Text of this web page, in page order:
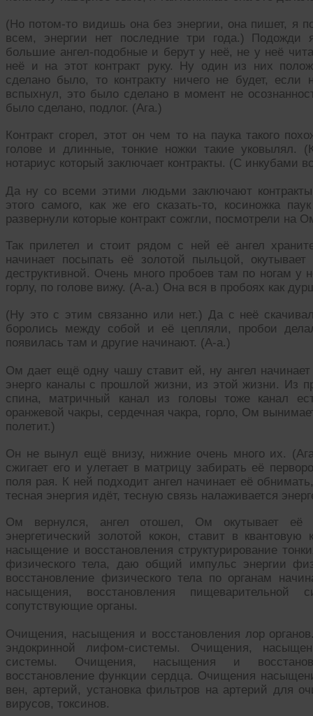
(Но потом-то видишь она без энергии, она пишет, я
всем, энергии нет последние три года.) Подожди
большие ангел-подобные и берут у неё, не у неё
неё и на этот контракт руку. Ну один из них
сделано было, то контракту ничего не будет, если
вспыхнул, это было сделано в момент не
было сделано, подлог. (Ага.)
Контракт сгорел, этот он чем то на паука такого
голове и длинные, тонкие ножки такие уковылял.
нотариус который заключает контракты. (С инкубами
Да ну со всеми этими людьми заключают
этого самого, как же его сказать-то, косиножка
развернули которые контракт сожгли, посмотрели на
Так прилетел и стоит рядом с ней её ангел
начинает посыпать её золотой пыльцой, окутывает
деструктивной. Очень много пробоев там по ногам у
горлу, по голове вижу. (А-а.) Она вся в пробоях как
(Ну это с этим связанно или нет.) Да с неё
боролись между собой и её цепляли, пробои
появилась там и другие начинают. (А-а.)
Ом дает ещё одну чашу ставит ей, ну ангел
энерго каналы с прошлой жизни, из этой жизни. Из
спина, матричный канал из головы тоже канал
оранжевой чакры, сердечная чакра, горло, Ом
полетит.)
Он не вынул ещё внизу, нижние очень много их.
сжигает его и улетает в матрицу забирать её
поля рая. К ней подходит ангел начинает её
тесная энергия идёт, тесную связь налаживается
Ом вернулся, ангел отошел, Ом окутывает её
энергетический золотой кокон, ставит в
насыщение и восстановления структурирование
физического тела, даю общий импульс энергии
восстановление физического тела по органам
насыщения, восстановления пищеварительной
сопутствующие органы.
Очищения, насыщения и восстановления лор
эндокринной лифом-системы. Очищения,
системы. Очищения, насыщения и
восстановление функции сердца. Очищения
вен, артерий, установка фильтров на артерий для
вирусов, токсинов.